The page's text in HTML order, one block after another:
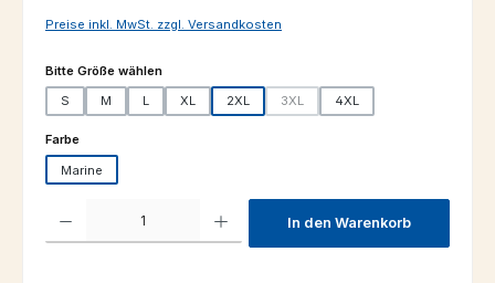
Preise inkl. MwSt. zzgl. Versandkosten
Bitte Größe wählenauswählen
S M L XL 2XL 3XL 4XL
Farbeauswählen
Marine
In den Warenkorb